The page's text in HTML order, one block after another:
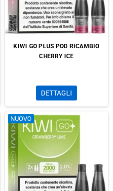
KIWI GO PLUS POD RICAMBIO
CHERRY ICE
DETTAGLI
NUOVO